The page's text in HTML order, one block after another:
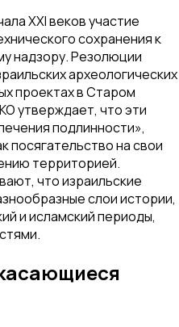
XXI веков участие
сохранения к
надзору. Резолюции
археологических
проектах в Старом
утверждает, что эти
подлинности»,
посягательство на свои
территорией.
что израильские
слои истории,
и исламский периоды,